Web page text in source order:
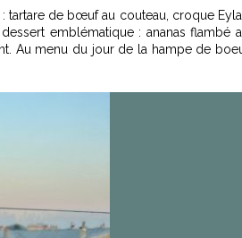
tartare de bœuf au couteau, croque
emblématique : ananas flambé
Au menu du jour de la hampe de